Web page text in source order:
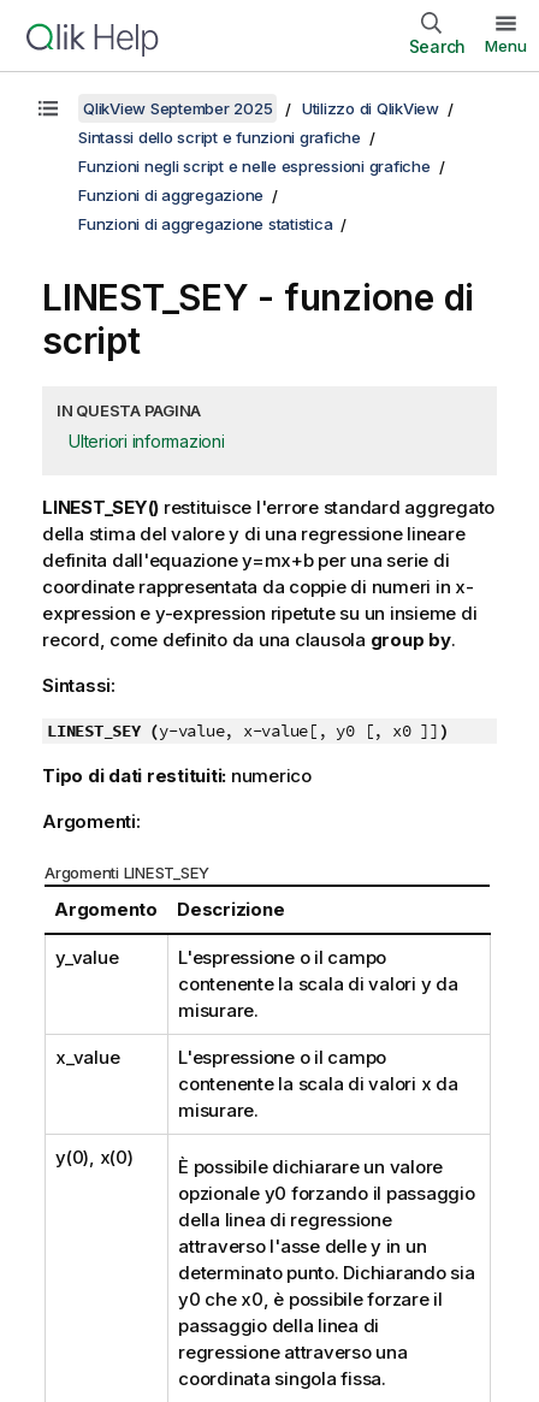
Search Menu
QlikView September 2025
Utilizzo di QlikView
Sintassi dello script e funzioni grafiche
Funzioni negli script e nelle espressioni grafiche
Funzioni di aggregazione
Funzioni di aggregazione statistica
LINEST_SEY - funzione di
script
IN QUESTA PAGINA
Ulteriori informazioni
LINEST_SEY() restituisce l'errore standard aggregato
della stima del valorey di una regressione lineare
definita dall'equazioney=mx+bper una serie di
coordinate rappresentata da coppie di numeri in x-
expression e y-expression ripetute su un insieme di
record, come definito da una clausola group by.
Sintassi:
LINEST_SEY (y-value, x-value[, y0 [, x0 ]] )
Tipo di dati restituiti: numerico
Argomenti:
Argomenti LINEST_SEY
Argomento Descrizione
y_value
L'espressione o il campo
contenente la scala di valori yda
misurare.
x_value
L'espressione o il campo
contenente la scala di valori x da
misurare.
y(0), x(0)
È possibile dichiarare un valore
opzionale y0 forzando il passaggio
della linea di regressione
attraverso l'asse delle y in un
determinato punto. Dichiarando sia
y0 che x0, è possibile forzare il
passaggio della linea di
regressione attraverso una
coordinata singola fissa.